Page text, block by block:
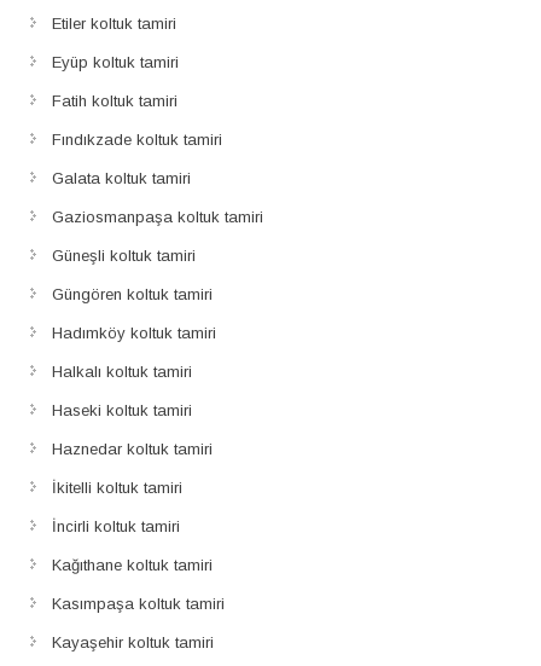
Etiler koltuk tamiri
Eyüp koltuk tamiri
Fatih koltuk tamiri
Fındıkzade koltuk tamiri
Galata koltuk tamiri
Gaziosmanpaşa koltuk tamiri
Güneşli koltuk tamiri
Güngören koltuk tamiri
Hadımköy koltuk tamiri
Halkalı koltuk tamiri
Haseki koltuk tamiri
Haznedar koltuk tamiri
İkitelli koltuk tamiri
İncirli koltuk tamiri
Kağıthane koltuk tamiri
Kasımpaşa koltuk tamiri
Kayaşehir koltuk tamiri